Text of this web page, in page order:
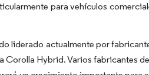
para vehículos
liderado actualmente por
Hybrid. Varios fabricantes